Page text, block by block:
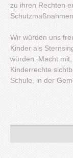
zu ihren Rechten
Wir würden uns
Kinder als
würden. Macht
Kinderrechte
Schule, in der